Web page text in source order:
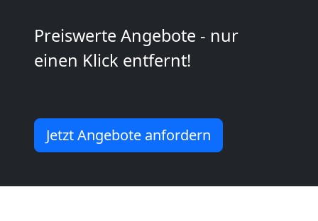
Preiswerte Angebote - nur
einen Klick entfernt!
Jetzt Angebote anfordern
Umzug
Mann